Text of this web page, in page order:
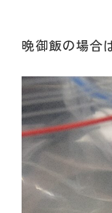
晩御飯の場合